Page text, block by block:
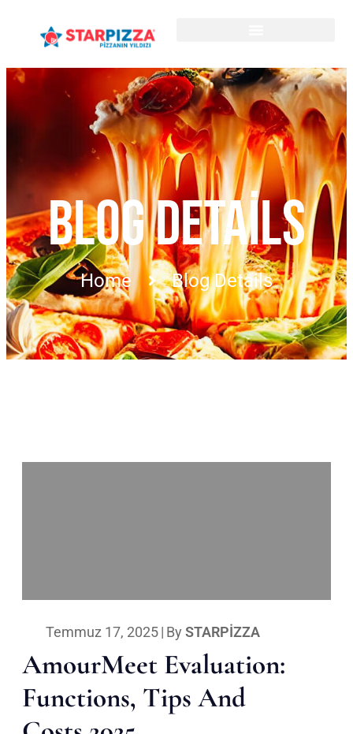
BLOG DETAILS
Home Blog Details
Temmuz 17, 2025| By STARPIZZA
AmourMeet Evaluation:
Functions, Tips And